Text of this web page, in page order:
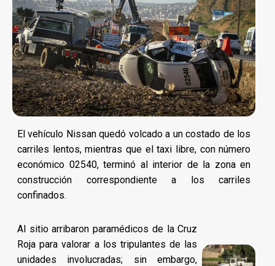
El vehículo Nissan quedó volcado a un costado de los
carriles lentos, mientras que el taxi libre, con número
económico 02540, terminó al interior de la zona en
construcción correspondiente a los carriles
confinados.
Al sitio arribaron paramédicos de la Cruz
Roja para valorar a los tripulantes de las
unidades involucradas; sin embargo,